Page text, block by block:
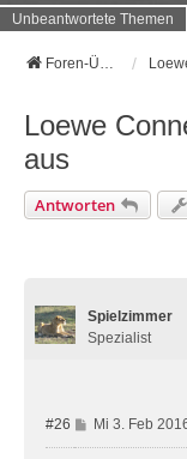
Unbeantwortete Themen
Foren-Übersicht
Loewe
aus
Antworten
Spielzimmer
Spezialist
#26
B
e
Mi 3. Feb